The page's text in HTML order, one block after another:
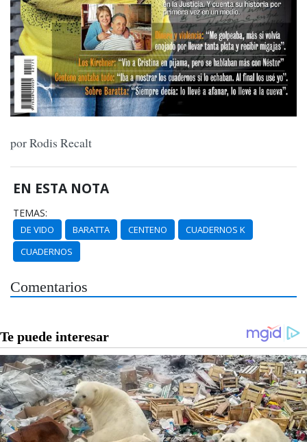
por Rodis Recalt
EN ESTA NOTA
TEMAS:
DE VIDO BARATTA CENTENO
CUADERNOS K
CUADERNOS
Comentarios